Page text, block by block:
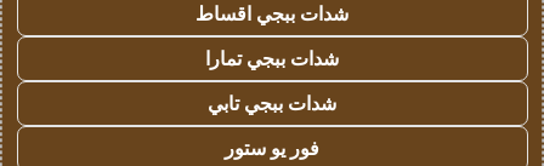
شدات ببجي اقساط
شدات ببجي تمارا
شدات ببجي تابي
فور يو ستور